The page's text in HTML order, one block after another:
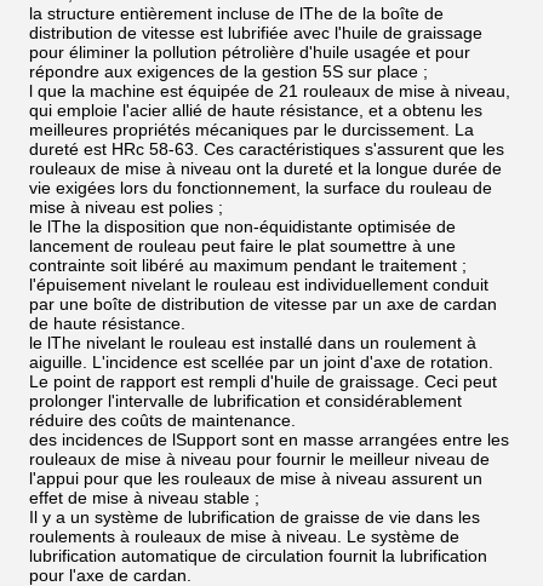
la structure entièrement incluse de lThe de la boîte de
distribution de vitesse est lubrifiée avec l'huile de graissage
pour éliminer la pollution pétrolière d'huile usagée et pour
répondre aux exigences de la gestion 5S sur place ;
l que la machine est équipée de 21 rouleaux de mise à niveau,
qui emploie l'acier allié de haute résistance, et a obtenu les
meilleures propriétés mécaniques par le durcissement. La
dureté est HRc 58-63. Ces caractéristiques s'assurent que les
rouleaux de mise à niveau ont la dureté et la longue durée de
vie exigées lors du fonctionnement, la surface du rouleau de
mise à niveau est polies ;
le lThe la disposition que non-équidistante optimisée de
lancement de rouleau peut faire le plat soumettre à une
contrainte soit libéré au maximum pendant le traitement ;
l'épuisement nivelant le rouleau est individuellement conduit
par une boîte de distribution de vitesse par un axe de cardan
de haute résistance.
le lThe nivelant le rouleau est installé dans un roulement à
aiguille. L'incidence est scellée par un joint d'axe de rotation.
Le point de rapport est rempli d'huile de graissage. Ceci peut
prolonger l'intervalle de lubrification et considérablement
réduire des coûts de maintenance.
des incidences de lSupport sont en masse arrangées entre les
rouleaux de mise à niveau pour fournir le meilleur niveau de
l'appui pour que les rouleaux de mise à niveau assurent un
effet de mise à niveau stable ;
Il y a un système de lubrification de graisse de vie dans les
roulements à rouleaux de mise à niveau. Le système de
lubrification automatique de circulation fournit la lubrification
pour l'axe de cardan.